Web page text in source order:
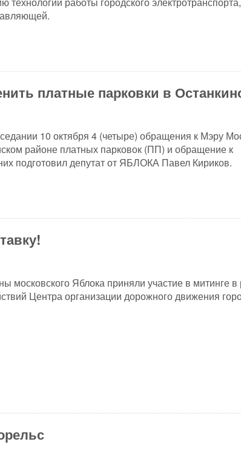
платные парковки в
10 октября 4 (четыре) обращения к Мэру
районе платных парковок (ПП) и обращение к
подготовил депутат от ЯБЛОКА Павел Кириков.
московского Яблока приняли участие в митинге
Центра организации дорожного движения